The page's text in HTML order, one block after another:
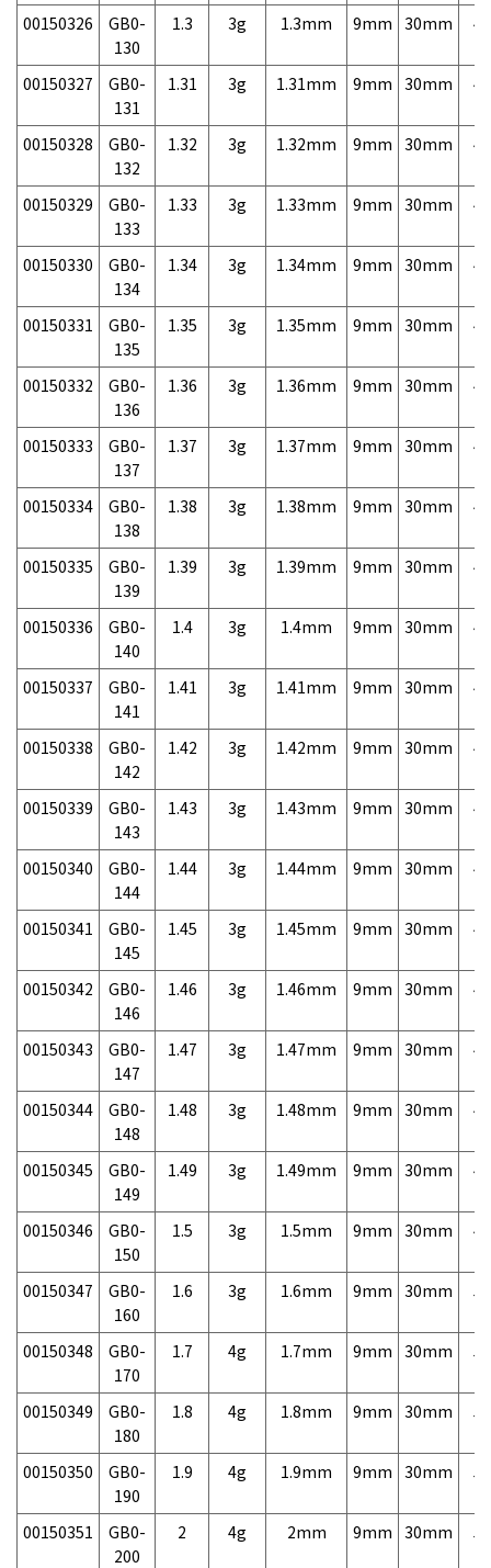
00150326
GB0-
130
1.3 3g 1.3mm 9mm 30mm
00150327
GB0-
131
1.31 3g 1.31mm 9mm 30mm
00150328
GB0-
132
1.32 3g 1.32mm 9mm 30mm
00150329
GB0-
133
1.33 3g 1.33mm 9mm 30mm
00150330
GB0-
134
1.34 3g 1.34mm 9mm 30mm
00150331
GB0-
135
1.35 3g 1.35mm 9mm 30mm
00150332
GB0-
136
1.36 3g 1.36mm 9mm 30mm
00150333
GB0-
137
1.37 3g 1.37mm 9mm 30mm
00150334
GB0-
138
1.38 3g 1.38mm 9mm 30mm
00150335
GB0-
139
1.39 3g 1.39mm 9mm 30mm
00150336
GB0-
140
1.4 3g 1.4mm 9mm 30mm
00150337
GB0-
141
1.41 3g 1.41mm 9mm 30mm
00150338
GB0-
142
1.42 3g 1.42mm 9mm 30mm
00150339
GB0-
143
1.43 3g 1.43mm 9mm 30mm
00150340
GB0-
144
1.44 3g 1.44mm 9mm 30mm
00150341
GB0-
145
1.45 3g 1.45mm 9mm 30mm
00150342
GB0-
146
1.46 3g 1.46mm 9mm 30mm
00150343
GB0-
147
1.47 3g 1.47mm 9mm 30mm
00150344
GB0-
148
1.48 3g 1.48mm 9mm 30mm
00150345
GB0-
149
1.49 3g 1.49mm 9mm 30mm
00150346
GB0-
150
1.5 3g 1.5mm 9mm 30mm
00150347
GB0-
160
1.6 3g 1.6mm 9mm 30mm
00150348
GB0-
170
1.7 4g 1.7mm 9mm 30mm
00150349
GB0-
180
1.8 4g 1.8mm 9mm 30mm
00150350
GB0-
190
1.9 4g 1.9mm 9mm 30mm
00150351
GB0-
200
2 4g 2mm 9mm 30mm